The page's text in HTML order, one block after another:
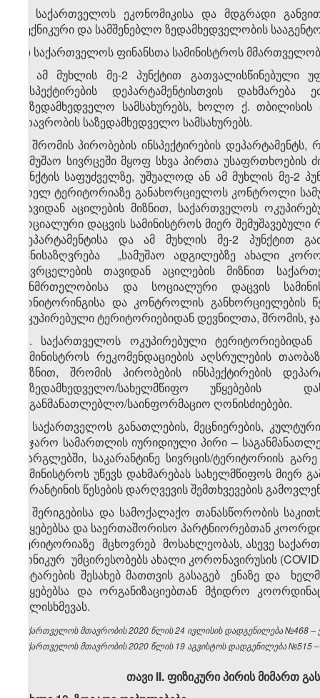
გ) საქართველოს ეკონომიკისა და მდგრადი
ტექნიკური და სამშენებლო ზედამხედველობის
დ) საქართველოს ფინანსთა სამინისტროს
3. ამ მუხლის მე-2 პუნქტით გათვალისწინებული
ინსპექტირების დეპარტამენტისთვის
საზედამხედველო სამსახურებს, ხოლო ქ. თბილისის
მთავრობის საზედამხედველო სამსახურებს.
4. შრომის პირობების ინსპექტირების
სამუშაო სივრცეში მყოფ სხვა პირთა
პუნქტის საფუძველზე, უშუალოდ ან ამ მუხლის მე-2
მთელ ტერიტორიაზე განახორციელოს კონტროლი
თავიდან აცილების მიზნით, საქართველოს
სოციალური დაცვის სამინისტროს მიერ
დეპარტამენტისა და ამ მუხლის მე-2 პუნქტით
განისაზღვრება „სამუშაო ადგილებზე ახალი
გავრცელების თავიდან აცილების მიზნით
ჯანმრთელობისა და სოციალური დაცვის
მონიტორინგისა და კონტროლის განხორციელების
ოკუპირებული ტერიტორიებიდან დევნილთა, შრომის,
. საქართველოს ოკუპირებული
სამინისტროს რეკომენდაციების აღსრულების
მიზნით, შრომის პირობების ინსპექტირების
საზედამხედველო/სახელმწიფო უწყებების
საგანმანათლებლო/საინფორმაციო ღონისძიებები.
5. საქართველოს განათლების, მეცნიერების,
საჯარო სამართლის იურიდიული პირი –
ფარგლებში, საკარანტინე სივრცის/ტერიტორიის
სამინისტროს უწევს დახმარებას სახელმწიფოს
კარანტინის წესების დარღვევის შემთხვევების
6. შერიგებისა და სამოქალაქო თანასწორობის
უწყებებსა და საერთაშორისო პარტნიორებთან
ტერიტორიაზე მცხოვრებ მოსახლეობას, ასევე
ეთნიკურ უმცირესობებს ახალი კორონავირუსის
გატარების შესახებ მათთვის გასაგებ ენაზე და
უწყებებსა და ორგანიზაციებთან მჭიდრო
ძალისხმევას.
საქართველოს მთავრობის 2020 წლის 24 ივლისის დადგენილება №468 –
საქართველოს მთავრობის 2020 წლის 19 აგვისტოს დადგენილება №515
თავიII. ფიზიკური პირის მიმართ